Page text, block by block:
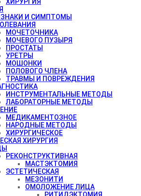
И СИМПТОМЫ
МОЧЕТОЧНИКА
МОЧЕВОГО ПУЗЫРЯ
ПРОСТАТЫ
УРЕТРЫ
МОШОНКИ
ПОЛОВОГО ЧЛЕНА
ТРАВМЫ И ПОВРЕЖДЕНИЯ
ИНСТРУМЕНТАЛЬНЫЕ МЕТОДЫ
ЛАБОРАТОРНЫЕ МЕТОДЫ
МЕДИКАМЕНТОЗНОЕ
НАРОДНЫЕ МЕТОДЫ
ХИРУРГИЧЕСКОЕ
ХИРУРГИЯ
РЕКОНСТРУКТИВНАЯ
МАСТЭКТОМИЯ
ЭСТЕТИЧЕСКАЯ
МЕЗОНИТИ
ОМОЛОЖЕНИЕ ЛИЦА